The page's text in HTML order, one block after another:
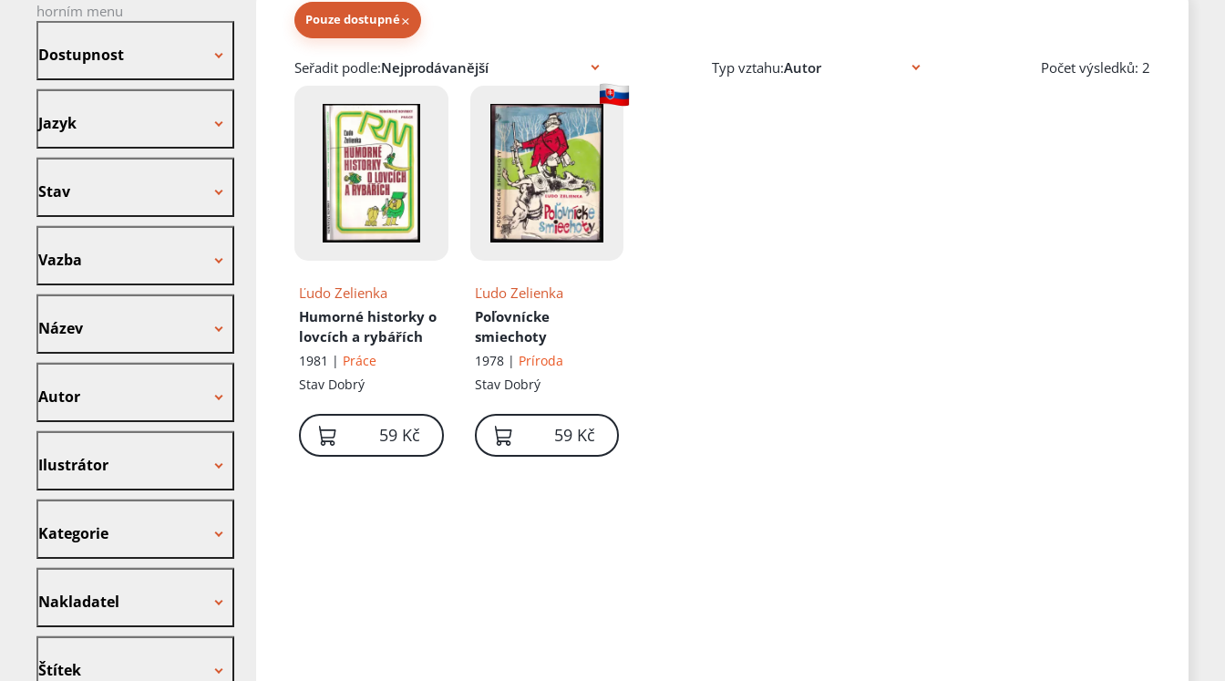
horním menu
Dostupnost
Jazyk
Stav
Vazba
Název
Autor
Ilustrátor
Kategorie
Nakladatel
Štítek
Pouze dostupné×
Knihy autora
Seřadit podle: Typ vztahu: Počet výsledků: 2
Ľudo Zelienka
Humorné historky o
lovcích a rybářích
1981 | Práce
Stav Dobrý
59 Kč
Ľudo Zelienka
Poľovnícke
smiechoty
1978 | Príroda
Stav Dobrý
59 Kč